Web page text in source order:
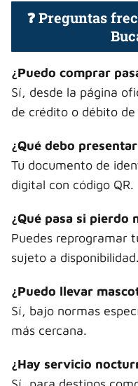
❓ Preguntas
¿Puedo comprar
Sí, desde la página
de crédito o débito
¿Qué debo
Tu documento de
digital con código QR.
¿Qué pasa si pierdo
Puedes reprogramar
sujeto a disponibilidad.
¿Puedo llevar
Sí, bajo normas
más cercana.
¿Hay servicio